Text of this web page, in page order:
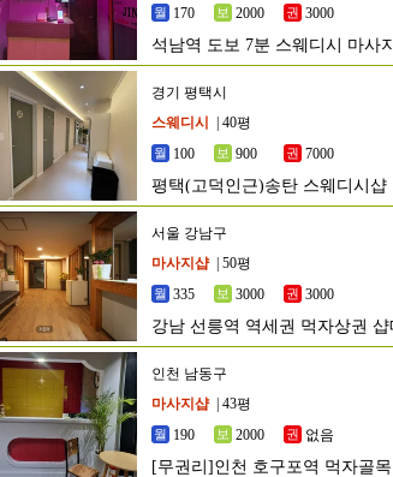
170
2000 3000
석남역 도보 7분 스웨디시 마사
경기 평택시
스웨디시
| 40평
100
900 7000
평택(고덕인근)송탄 스웨디시샵
서울 강남구
마사지샵
| 50평
335
3000 3000
강남 선릉역 역세권 먹자상권 샵
인천 남동구
마사지샵
| 43평
190
2000 없음
[무권리]인천 호구포역 먹자골